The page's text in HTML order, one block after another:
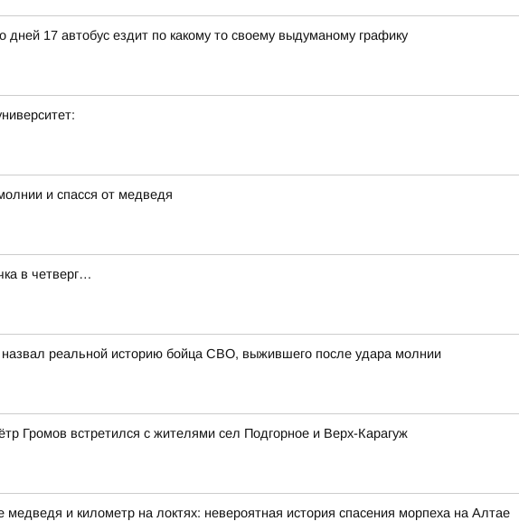
дней 17 автобус ездит по какому то своему выдуманому графику
и спасся от медведя
в четверг…
назвал реальной историю бойца СВО, выжившего после удара молнии
Громов встретился с жителями сел Подгорное и Верх-Карагуж
и километр на локтях: невероятная история спасения морпеха на Алтае